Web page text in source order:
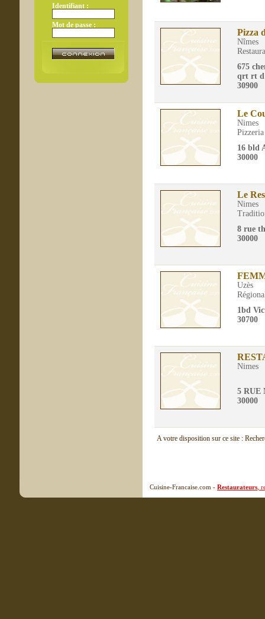
Identifiant :
Mot de passe :
Pizza
Nîmes
675
qrt rt d
30900
Le
Nimes
Pizzeria
16 bld
30000
Le
Nimes
8 rue
30000
Uzès
1bd
30700
Nimes
5 RUE
30000
A votre disposition sur ce site :
Cuisine-Francaise.com - Restaurateurs ,